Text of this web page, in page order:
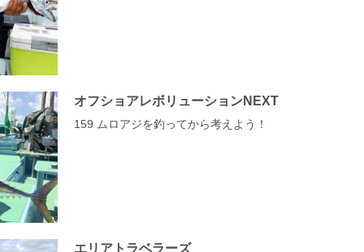
オフショアレボリューションNEXT
159 ムロアジを釣ってから考えよう！
エリアトラベラーズ